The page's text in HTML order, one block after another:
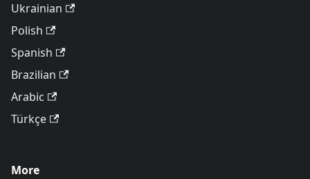
Ukrainian
Polish
Spanish
Brazilian
Arabic
Türkçe
More